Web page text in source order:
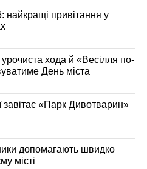
привітання у
хода й «Весілля по-
День міста
«Парк Дивотварин»
допомагають швидко
місті